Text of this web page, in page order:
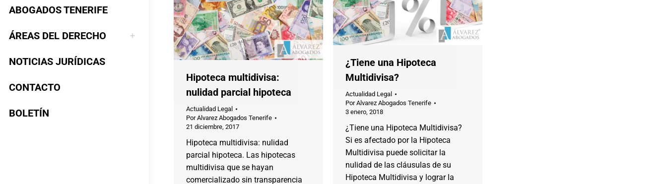
ABOGADOS TENERIFE
ÁREAS DEL DERECHO
NOTICIAS JURÍDICAS
CONTACTO
BOLETÍN
¿Tiene una Hipoteca
Multidivisa?
Actualidad Legal
PorAlvarez Abogados Tenerife
3 enero, 2018
¿Tiene una Hipoteca Multidivisa?
Si es afectado por la Hipoteca
Multidivisa puede solicitar la
nulidad de las cláusulas de su
Hipoteca Multidivisa y lograr la
Hipoteca multidivisa:
nulidad parcial hipoteca
Actualidad Legal
PorAlvarez Abogados Tenerife
21 diciembre, 2017
Hipoteca multidivisa: nulidad
parcial hipoteca. Las hipotecas
multidivisa que se hayan
comercializado sin transparencia